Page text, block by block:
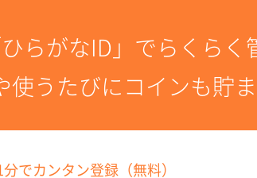
らがなID」でらくらく
使うたびにコインも貯
分でカンタン登録（無料）